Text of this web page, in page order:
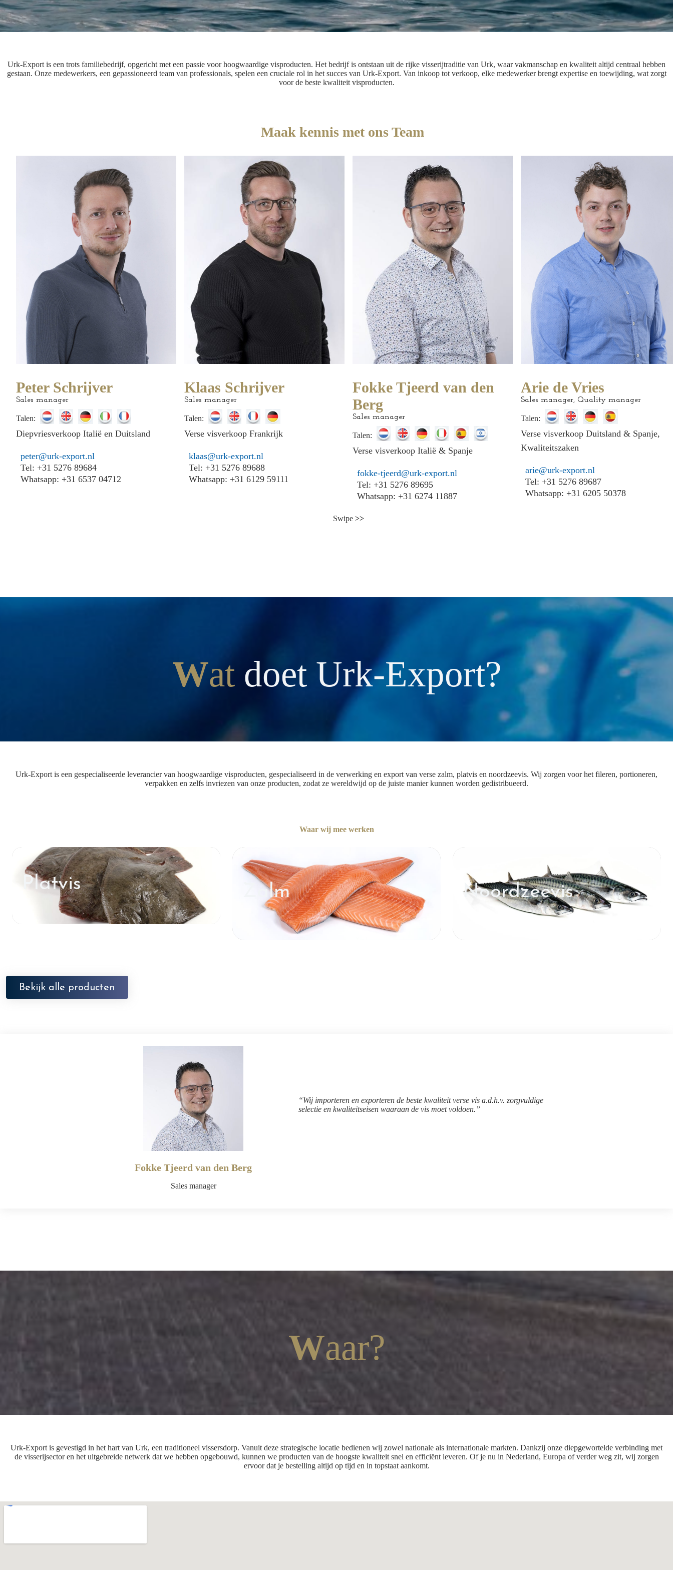
Urk-Export is een trots familiebedrijf, opgericht met een passie voor hoogwaardige visproducten. Het bedrijf is ontstaan uit de rijke visserijtraditie van Urk, waar vakmanschap en kwaliteit altijd centraal hebben
gestaan. Onze medewerkers, een gepassioneerd team van professionals, spelen een cruciale rol in het succes van Urk-Export. Van inkoop tot verkoop, elke medewerker brengt expertise en toewijding, wat zorgt
voor de beste kwaliteit visproducten.
Maak kennis met ons Team
Peter Schrijver
Sales manager
Talen:
Diepvriesverkoop Italië en Duitsland
peter@urk-export.nl
Tel: +31 5276 89684
Whatsapp: +31 6537 04712
Klaas Schrijver
Sales manager
Talen:
Verse visverkoop Frankrijk
klaas@urk-export.nl
Tel: +31 5276 89688
Whatsapp: +31 6129 59111
Fokke Tjeerd van den
Berg
Sales manager
Talen:
Verse visverkoop Italië & Spanje
fokke-tjeerd@urk-export.nl
Tel: +31 5276 89695
Whatsapp: +31 6274 11887
Arie de Vries
Sales manager, Quality manager
Talen:
Verse visverkoop Duitsland & Spanje,
Kwaliteitszaken
arie@urk-export.nl
Tel: +31 5276 89687
Whatsapp: +31 6205 50378
Swipe >>
Wat doet Urk-Export?
Urk-Export is een gespecialiseerde leverancier van hoogwaardige visproducten, gespecialiseerd in de verwerking en export van verse zalm, platvis en noordzeevis. Wij zorgen voor het fileren, portioneren,
verpakken en zelfs invriezen van onze producten, zodat ze wereldwijd op de juiste manier kunnen worden gedistribueerd.
Waar wij mee werken
Platvis Zalm Noordzeevis
Bekijk alle producten
Fokke Tjeerd van den Berg
Sales manager
“Wij importeren en exporteren de beste kwaliteit verse vis a.d.h.v. zorgvuldige
selectie en kwaliteitseisen waaraan de vis moet voldoen.”
Waar?
Urk-Export is gevestigd in het hart van Urk, een traditioneel vissersdorp. Vanuit deze strategische locatie bedienen wij zowel nationale als internationale markten. Dankzij onze diepgewortelde verbinding met
de visserijsector en het uitgebreide netwerk dat we hebben opgebouwd, kunnen we producten van de hoogste kwaliteit snel en efficiënt leveren. Of je nu in Nederland, Europa of verder weg zit, wij zorgen
ervoor dat je bestelling altijd op tijd en in topstaat aankomt.